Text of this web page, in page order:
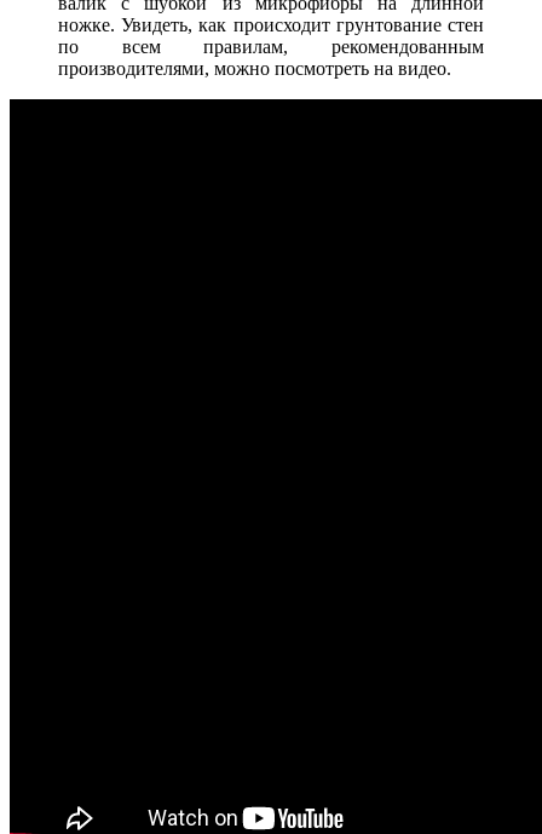
ножке. Увидеть, как происходит грунтование стен
по всем правилам, рекомендованным
производителями, можно посмотреть на видео.